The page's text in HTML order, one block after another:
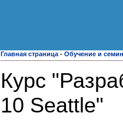
Главная страница - Обучение и
Курс
10 Seattle"